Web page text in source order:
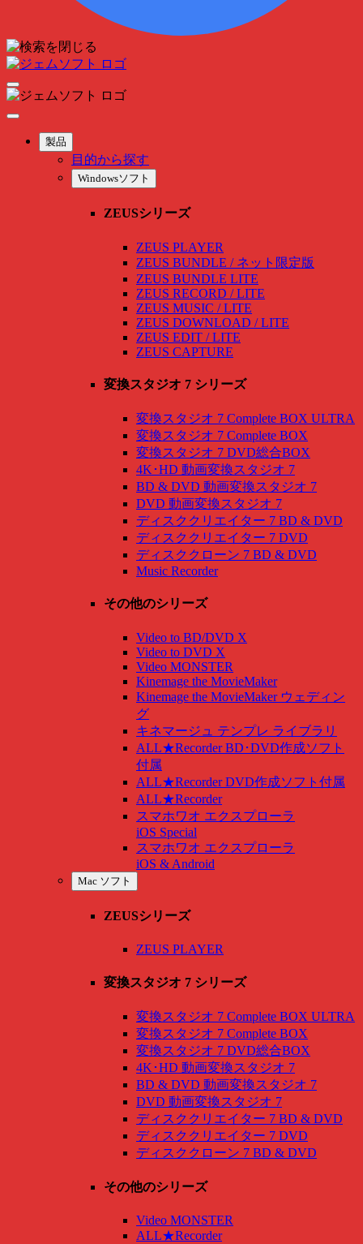
製品
目的から探す
Windowsソフト
ZEUSシリーズ
ZEUS PLAYER
ZEUS BUNDLE / ネット限定版
ZEUS BUNDLE LITE
ZEUS RECORD / LITE
ZEUS MUSIC / LITE
ZEUS DOWNLOAD / LITE
ZEUS EDIT / LITE
ZEUS CAPTURE
変換スタジオ 7 シリーズ
変換スタジオ 7 Complete BOX ULTRA
変換スタジオ 7 Complete BOX
変換スタジオ 7 DVD総合BOX
4K･HD 動画変換スタジオ 7
BD & DVD 動画変換スタジオ 7
DVD 動画変換スタジオ 7
ディスククリエイター 7 BD & DVD
ディスククリエイター 7 DVD
ディスククローン 7 BD & DVD
Music Recorder
その他のシリーズ
Video to BD/DVD X
Video to DVD X
Video MONSTER
Kinemage the MovieMaker
Kinemage the MovieMaker ウェディン
グ
キネマージュ テンプレ ライブラリ
ALL★Recorder BD･DVD作成ソフト
付属
ALL★Recorder DVD作成ソフト付属
ALL★Recorder
スマホワオ エクスプローラ
iOS Special
スマホワオ エクスプローラ
iOS & Android
Mac ソフト
ZEUSシリーズ
ZEUS PLAYER
変換スタジオ 7 シリーズ
変換スタジオ 7 Complete BOX ULTRA
変換スタジオ 7 Complete BOX
変換スタジオ 7 DVD総合BOX
4K･HD 動画変換スタジオ 7
BD & DVD 動画変換スタジオ 7
DVD 動画変換スタジオ 7
ディスククリエイター 7 BD & DVD
ディスククリエイター 7 DVD
ディスククローン 7 BD & DVD
その他のシリーズ
Video MONSTER
ALL★Recorder